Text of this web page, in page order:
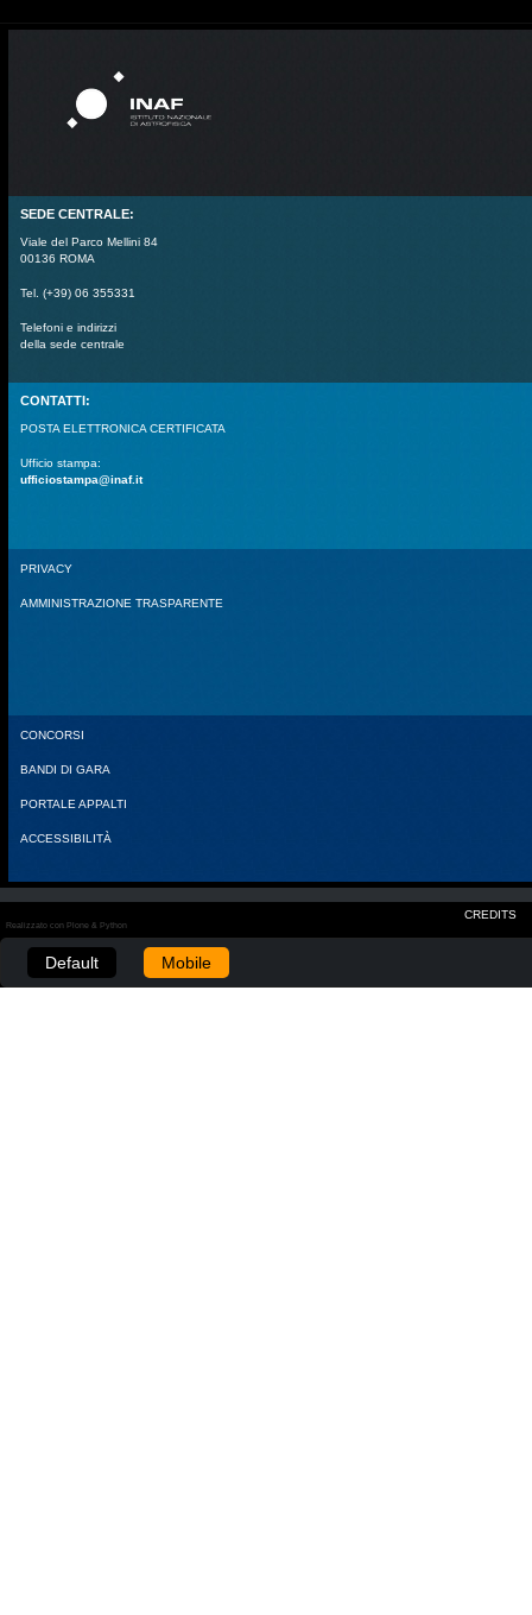
SEDE CENTRALE:
Viale del Parco Mellini 84
00136 ROMA
Tel. (+39) 06 355331
Telefoni e indirizzi
della sede centrale
CONTATTI:
POSTA ELETTRONICA CERTIFICATA
Ufficio stampa:
ufficiostampa@inaf.it
PRIVACY
AMMINISTRAZIONE TRASPARENTE
CONCORSI
BANDI DI GARA
PORTALE APPALTI
ACCESSIBILITÀ
CREDITS
Realizzato con Plone & Python
Default Mobile